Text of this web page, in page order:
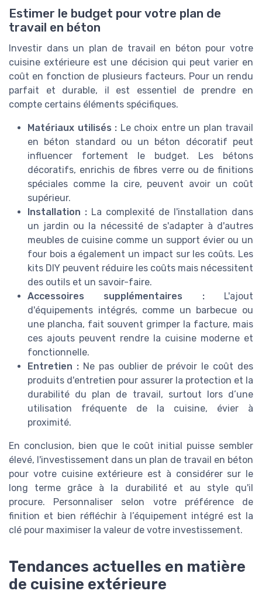
Estimer le budget pour votre plan de
travail en béton
Investir dans un plan de travail en béton pour votre
cuisine extérieure est une décision qui peut varier en
coût en fonction de plusieurs facteurs. Pour un rendu
parfait et durable, il est essentiel de prendre en
compte certains éléments spécifiques.
Matériaux utilisés : Le choix entre un plan travail
en béton standard ou un béton décoratif peut
influencer fortement le budget. Les bétons
décoratifs, enrichis de fibres verre ou de finitions
spéciales comme la cire, peuvent avoir un coût
supérieur.
Installation : La complexité de l'installation dans
un jardin ou la nécessité de s'adapter à d'autres
meubles de cuisine comme un support évier ou un
four bois a également un impact sur les coûts. Les
kits DIY peuvent réduire les coûts mais nécessitent
des outils et un savoir-faire.
Accessoires supplémentaires :L'ajout
d'équipements intégrés, comme un barbecue ou
une plancha, fait souvent grimper la facture, mais
ces ajouts peuvent rendre la cuisine moderne et
fonctionnelle.
Entretien :Ne pas oublier de prévoir le coût des
produits d'entretien pour assurer la protection et la
durabilité du plan de travail, surtout lors d’une
utilisation fréquente de la cuisine, évier à
proximité.
En conclusion, bien que le coût initial puisse sembler
élevé, l'investissement dans un plan de travail en béton
pour votre cuisine extérieure est à considérer sur le
long terme grâce à la durabilité et au style qu'il
procure. Personnaliser selon votre préférence de
finition et bien réfléchir à l’équipement intégré est la
clé pour maximiser la valeur de votre investissement.
Tendances actuelles en matière
de cuisine extérieure